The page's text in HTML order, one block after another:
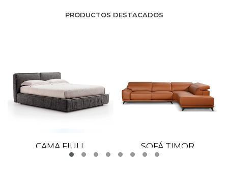
PRODUCTOS DESTACADOS
CAMA FIULL SOFÁ TIMOR